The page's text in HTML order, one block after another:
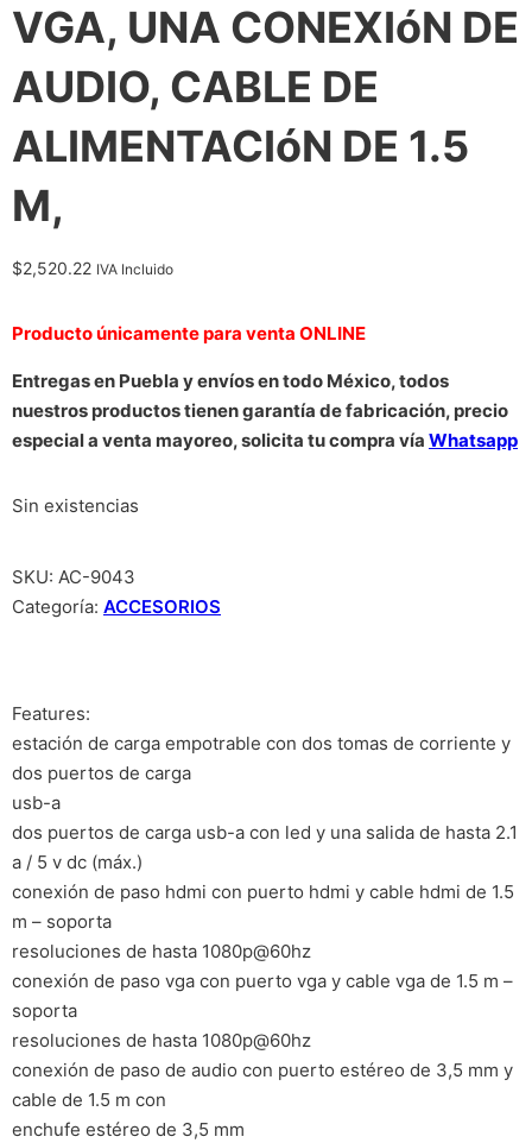
VGA, UNA CONEXIóN DE
AUDIO, CABLE DE
ALIMENTACIóN DE 1.5
M,
$2,520.22 IVA Incluido
Producto únicamente para venta ONLINE
Entregas en Puebla y envíos en todo México, todos
nuestros productos tienen garantía de fabricación, precio
especial a venta mayoreo, solicita tu compra vía Whatsapp
Sin existencias
SKU: AC-9043
Categoría: ACCESORIOS
Features:
estación de carga empotrable con dos tomas de corriente y
dos puertos de carga
usb-a
dos puertos de carga usb-a con led y una salida de hasta 2.1
a / 5 v dc (máx.)
conexión de paso hdmi con puerto hdmi y cable hdmi de 1.5
m – soporta
resoluciones de hasta 1080p@60hz
conexión de paso vga con puerto vga y cable vga de 1.5 m –
soporta
resoluciones de hasta 1080p@60hz
conexión de paso de audio con puerto estéreo de 3,5 mm y
cable de 1.5 m con
enchufe estéreo de 3,5 mm